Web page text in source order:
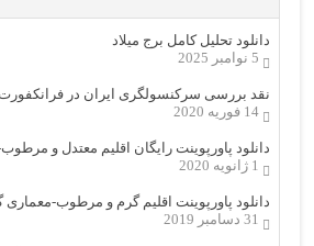
دانلود تحلیل کامل برج میلاد
5 نوامبر 2025
نقد بررسی سرکنسولگری ایران در
14 فوریه 2020
دانلود پاورپوینت رایگان اقلیم معتدل و
1 ژانویه 2020
دانلود پاورپوینت اقلیم گرم و مرطوب-
31 دسامبر 2019